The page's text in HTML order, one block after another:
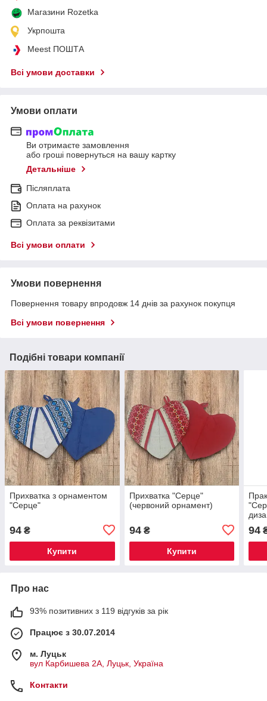
Магазини Rozetka
Укрпошта
Meest ПОШТА
Всі умови доставки
Умови оплати
Ви отримаєте замовлення
або гроші повернуться на вашу картку
Детальніше
Післяплата
Оплата на рахунок
Оплата за реквізитами
Всі умови оплати
Умови повернення
Повернення товару впродовж 14 днів за рахунок покупця
Всі умови повернення
Подібні товари компанії
Прихватка з орнаментом
"Серце"
94 ₴
Купити
Прихватка "Серце"
(червоний орнамент)
94₴
Купити
94
Про нас
93% позитивних з 119 відгуків за рік
Працює з 30.07.2014
м. Луцьк
вул Карбишева 2А, Луцьк, Україна
Контакти